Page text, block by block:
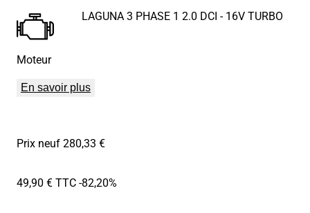
Moteur
LAGUNA 3 PHASE 1 2.0 DCI - 16V TURBO
En savoir plus
Prix neuf 280,33 €
49,90 € TTC-82,20%